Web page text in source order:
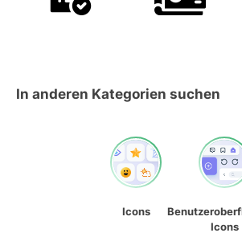
In anderen Kategorien suchen
Icons
Icons